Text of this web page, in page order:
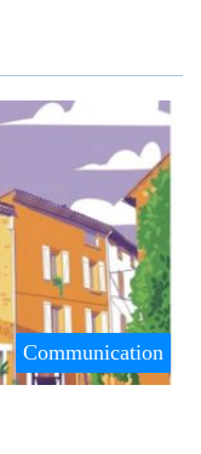
Communication